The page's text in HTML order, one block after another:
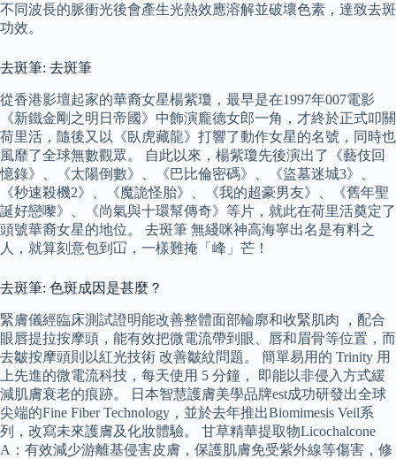
不同波長的脈衝光後會產生光熱效應溶解並破壞色素，達致去斑
功效。
去斑筆: 去斑筆
從香港影壇起家的華裔女星楊紫瓊，最早是在1997年007電影
《新鐵金剛之明日帝國》中飾演龐德女郎一角，才終於正式叩關
荷里活，隨後又以《臥虎藏龍》打響了動作女星的名號，同時也
風靡了全球無數觀眾。 自此以來，楊紫瓊先後演出了《藝伎回
憶錄》、《太陽倒數》、《巴比倫密碼》、《盜墓迷城3》、
《秒速殺機2》、《魔詭怪胎》、《我的超豪男友》、《舊年聖
誕好戀嚟》、《尚氣與十環幫傳奇》等片，就此在荷里活奠定了
頭號華裔女星的地位。 去斑筆 無綫咪神高海寧出名是有料之
人，就算刻意包到冚，一樣難掩「峰」芒！
去斑筆: 色斑成因是甚麼？
緊膚儀經臨床測試證明能改善整體面部輪廓和收緊肌肉 ，配合
眼唇提拉按摩頭，能有效把微電流帶到眼、唇和眉骨等位置，而
去皺按摩頭則以紅光技術 改善皺紋問題。 簡單易用的 Trinity 用
上先進的微電流科技，每天使用 5 分鐘， 即能以非侵入方式緩
減肌膚衰老的痕跡。 日本智慧護膚美學品牌est成功研發出全球
尖端的Fine Fiber Technology，並於去年推出Biomimesis Veil系
列，改寫未來護膚及化妝體驗。 甘草精華提取物Licochalcone
A：有效減少游離基侵害皮膚，保護肌膚免受紫外線等傷害，修